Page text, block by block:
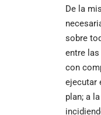
De la
sobre
entre
con
ejecutar
plan; a